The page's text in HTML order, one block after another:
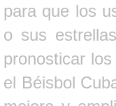
para que los
o sus
pronosticar
el Béisbol